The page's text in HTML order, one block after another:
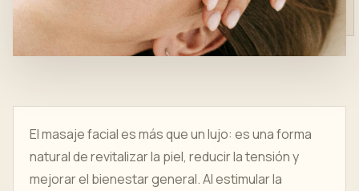
El masaje facial es más que un lujo: es una forma
natural de revitalizar la piel, reducir la tensión y
mejorar el bienestar general. Al estimular la